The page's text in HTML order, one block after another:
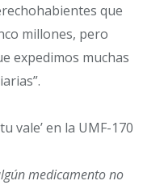
que
millones, pero
expedimos muchas
medicamento no